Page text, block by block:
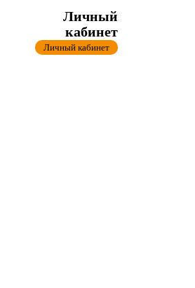
Личный
кабинет
Личный кабинет